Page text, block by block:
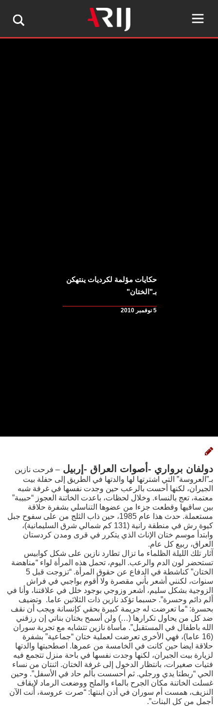
حكايات مؤلمة لكرديات ينتهكن
بـ"الختان"
5 نوفمبر 2010
دولفان برواري -أصوات العراق -إربيل – فرحت نازين
بـ”العروسة” التي اشترتها لها والدتها في الطريق إلى حفلة بيت
الجيران، لكنها أحست بالرعب حين وجدت نفسها في غرفة شبه
معتمة، تعج بالنساء. وخلال لحظات، باعدت الخاتنة العجوز “حبيبة”
بين ساقيها وقطعت جزءا من عضوها التناسلي بشفرة حلاقة
مستعملة. حدث هذا عام 1985، حين ذاب الثلج من على سفوح جبل
كيوة رش في منطقة رانية (131 كم شمالي شرق السليمانية)،
وابتدأ موسم ختان الإناث الذي يتكرر في قرى ومدن كردستان
العراق، ربيع كل عام.
آثار تلك الليلة الظلماء ما تزال تطارد نازين على شكل كوابيس
تستحضر لون الدم والرعب. اليوم، تحمل هذه المرأة لواء “مناهضة
الختان” كناشطة في الدفاع عن حقوق المرأة. “تزوجت قبل 5
سنوات، لكنني أشعر بأني مقصرة ولا أقوم بواجبي في فراش
الزوجية بشكل سليم، أشعر وزوجي بوجود خلل في علاقتنا، وأنا في
ألم دائم وحسرة”. حسبما تؤكد نازين ذات الثلاثين عاما. وتضيف
بحسرة: “ما تعرضت له جريمة كبيرة بحقي كإنسانة ويجب أن نقف
ضد كل من يحاول تكرارها (…) ولن أسمح بختان بناتي إن رزقني
الله باطفال في المستقبل”. مأساة نازين تتشابه مع تجربة سوران
(16 عاما)، فهي الأخرى تعرضت لعملية ختان “جماعية” بشفرة
حلاقة ايضا حين كانت في الخامسة من عمرها. اصطحبتها والدتها
لزيارة بيت الجيران، لكنها وجدت نفسها في باحة منزل تتجمع فيه
فتيات صغيرات، بانتظار الدخول إلى غرفة الختان. اثنتان من نساء
الحي “ربطتا يدي ورجلي. ثم أحسست بألم حاد في الأسفل”. وحين
غسلت الخاتنة مكان الجرح بالماء والملح ووضعت الرماد لإيقاف
النزيف، همست أم سوران في أذن ابنتها: “صرت عروسة، أنت الآن
أجمل من كل البنات”.